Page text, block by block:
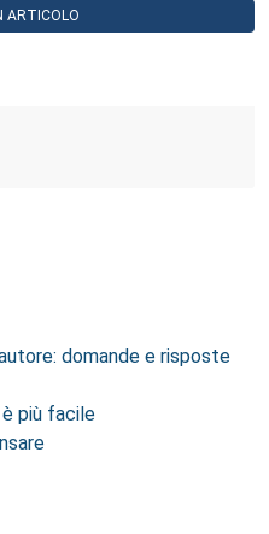
ARTICOLO
domande e risposte
è più facile